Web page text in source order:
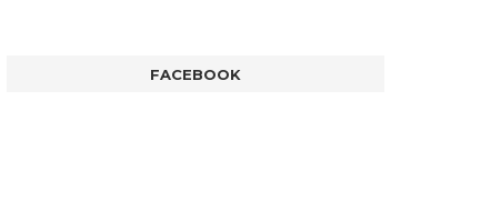
FACEBOOK